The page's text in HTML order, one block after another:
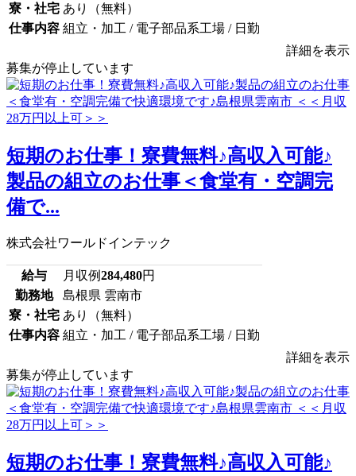
寮・社宅 あり（無料）
仕事内容 組立・加工 / 電子部品系工場 / 日勤
詳細を表示
募集が停止しています
短期のお仕事！寮費無料♪高収入可能♪
製品の組立のお仕事＜食堂有・空調完
備で...
株式会社ワールドインテック
給与 月収例284,480円
勤務地
島根県 雲南市
寮・社宅 あり（無料）
仕事内容 組立・加工 / 電子部品系工場 / 日勤
詳細を表示
募集が停止しています
短期のお仕事！寮費無料♪高収入可能♪